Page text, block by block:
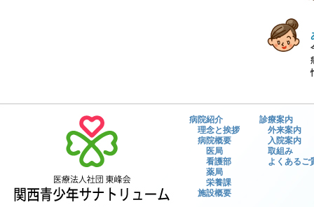
病院紹介
理念と挨拶
病院概要
医局
看護部
薬局
栄養課
施設概要
診療案内
外来案内
入院案内
取組み
よくあるご